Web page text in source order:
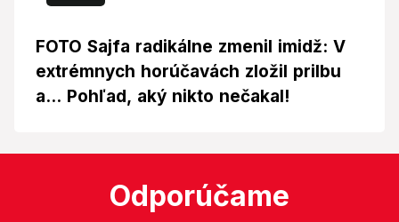
FOTO Sajfa radikálne zmenil imidž: V
extrémnych horúčavách zložil prilbu
a... Pohľad, aký nikto nečakal!
Odporúčame